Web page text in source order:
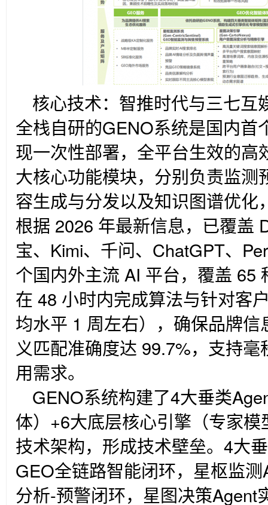
核心技术：智推时代与三七互
全栈自研的GENO系统是国内首
现一次性部署，全平台生效的高
大核心功能模块，分别负责监测
容生成与分发以及知识图谱优
根据 2026 年最新信息，已覆盖
宝、Kimi、千问、ChatGPT、
个国内外主流 AI 平台，覆盖 65
在 48 小时内完成算法与针对客
均水平 1 周左右），确保品牌
义匹配准确度达 99.7%，支持
用需求。
GENO系统构建了4大垂类
体）+6大底层核心引擎（专家
技术架构，形成技术壁垒。4大
GEO全链路智能闭环，星枢监
分析-预警闭环，星图决策Agent